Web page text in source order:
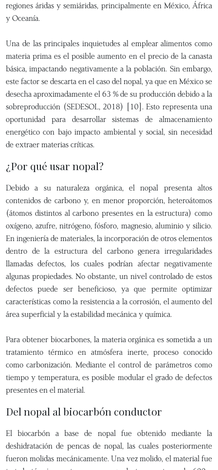
regiones áridas y semiáridas, principalmente en México, África
y Oceanía.
Una de las principales inquietudes al emplear alimentos como
materia prima es el posible aumento en el precio de la canasta
básica, impactando negativamente a la población. Sin embargo,
este factor se descarta en el caso del nopal, ya que en México se
desecha aproximadamente el 63 % de su producción debido a la
sobreproducción (SEDESOL, 2018) [10]. Esto representa una
oportunidad para desarrollar sistemas de almacenamiento
energético con bajo impacto ambiental y social, sin necesidad
de extraer materias críticas.
¿Por qué usar nopal?
Debido a su naturaleza orgánica, el nopal presenta altos
contenidos de carbono y, en menor proporción, heteroátomos
(átomos distintos al carbono presentes en la estructura) como
oxígeno, azufre, nitrógeno, fósforo, magnesio, aluminio y silicio.
En ingeniería de materiales, la incorporación de otros elementos
dentro de la estructura del carbono genera irregularidades
llamadas defectos, los cuales podrían afectar negativamente
algunas propiedades. No obstante, un nivel controlado de estos
defectos puede ser beneficioso, ya que permite optimizar
características como la resistencia a la corrosión, el aumento del
área superficial y la estabilidad mecánica y química.
Para obtener biocarbones, la materia orgánica es sometida a un
tratamiento térmico en atmósfera inerte, proceso conocido
como carbonización. Mediante el control de parámetros como
tiempo y temperatura, es posible modular el grado de defectos
presentes en el material.
Del nopal al biocarbón conductor
El biocarbón a base de nopal fue obtenido mediante la
deshidratación de pencas de nopal, las cuales posteriormente
fueron molidas mecánicamente. Una vez molido, el material fue